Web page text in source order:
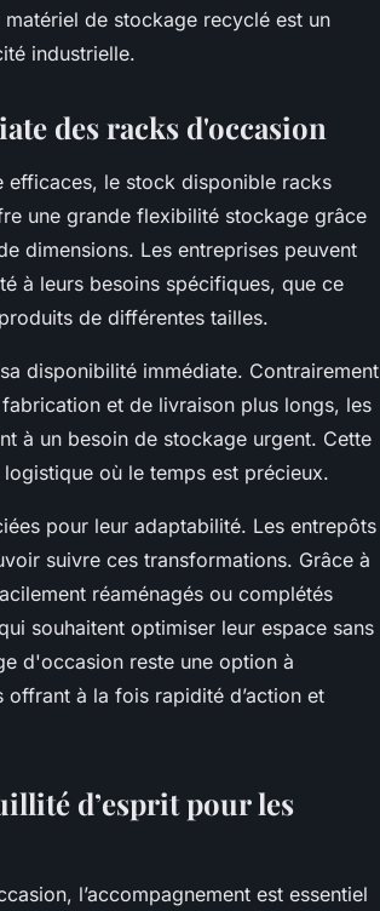
de stockage recyclé est un
industrielle.
des racks d'occasion
le stock disponible racks
une grande flexibilité stockage grâce
dimensions. Les entreprises peuvent
à leurs besoins spécifiques, que ce
de différentes tailles.
disponibilité immédiate. Contrairement
et de livraison plus longs, les
à un besoin de stockage urgent. Cette
où le temps est précieux.
pour leur adaptabilité. Les entrepôts
suivre ces transformations. Grâce à
réaménagés ou complétés
souhaitent optimiser leur espace sans
d'occasion reste une option à
à la fois rapidité d’action et
d’esprit pour les
l’accompagnement est essentiel